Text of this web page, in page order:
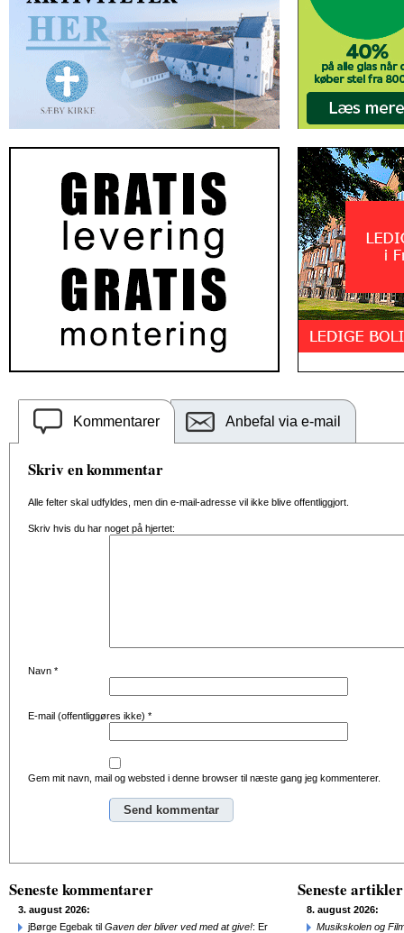
Kommentarer Anbefal via e-mail
Skriv en kommentar
Alle felter skal udfyldes, men din e-mail-adresse vil ikke blive offentliggjort.
Skriv hvis du har noget på hjertet:
Navn *
E-mail (offentliggøres ikke) *
Gem mit navn, mail og websted i denne browser til næste gang jeg kommenterer.
Seneste kommentarer
3. august 2026:
jBørge Egebak til Gaven der bliver ved med at give!: Er
Seneste artikler
8. august 2026:
Musikskolen og